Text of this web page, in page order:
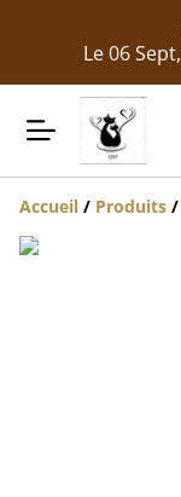
Le 06
Accueil / Produits /